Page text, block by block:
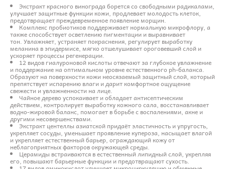
Экстракт красного винограда борется со свободными радикалами,
улучшает защитные функции кожи, продлевает молодость клеток,
предотвращает преждевременное появление морщин.
Комплекс пробиотиков поддерживает нормальную микрофлору, а
также способствует осветлению пигментации и выравнивает
тон. Увлажняет, устраняет покраснения, регулирует выработку
меланина в эпидермисе, мягко отшелушивает ороговевший слой и
ускоряет процессы регенерации.
12 видов гиалуроновой кислоты отвечают за глубокое увлажнение
и поддержание на оптимальном уровне естественного ph-баланса.
Образуют на поверхности кожи неосязаемый защитный слой, который
препятствует испарению влаги и дарит комфортное ощущение
свежести и увлажненности на лице.
Чайное дерево успокаивает и обладает антисептическим
действием, контролирует выработку кожного сала, восстанавливает
водно-жировой баланс, помогает в борьбе с воспалениями, акне и
другими несовершенствами.
Экстракт центеллы азиатской придаёт эластичность и упругость,
укрепляет сосуды, уменьшает проявление купероза, насыщает влагой
и укрепляет естественный барьер, ограждающий кожу от
неблагоприятных факторов окружающей среды.
Церамиды встраиваются в естественный липидный слой, укрепляя
его, повышают барьерные функции и предотвращают сухость.